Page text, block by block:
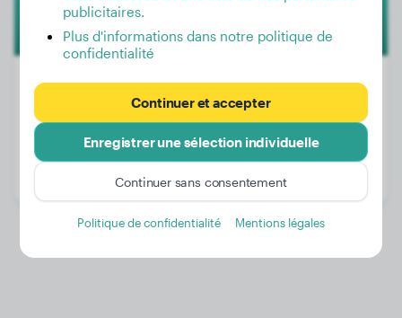
Poids:
5 kg
Âge:
2 ans, 3 mois
publicitaires.
Plus d'informations dans notre politique de
confidentialité
Continuer et accepter
Enregistrer une sélection individuelle
Continuer sans consentement
Politique de confidentialité Mentions légales